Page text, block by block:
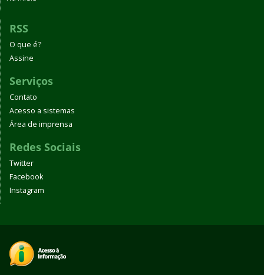
RSS
O que é?
Assine
Serviços
Contato
Acesso a sistemas
Área de imprensa
Redes Sociais
Twitter
Facebook
Instagram